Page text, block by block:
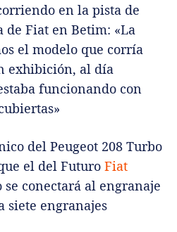
en la pista de
de Fiat en Betim: «La
el modelo que corría
exhibición, al día
funcionando con
del Peugeot 208 Turbo
el del Futuro Fiat
conectará al engranaje
siete engranajes